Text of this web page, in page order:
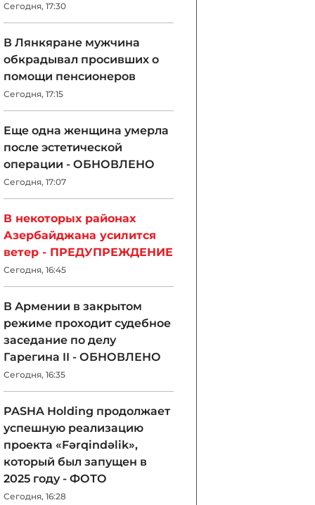
Сегодня, 17:30
В Лянкяране мужчина
обкрадывал просивших о
помощи пенсионеров
Сегодня, 17:15
Еще одна женщина умерла
после эстетической
операции - ОБНОВЛЕНО
Сегодня, 17:07
В некоторых районах
Азербайджана усилится
ветер - ПРЕДУПРЕЖДЕНИЕ
Сегодня, 16:45
В Армении в закрытом
режиме проходит судебное
заседание по делу
Гарегина II - ОБНОВЛЕНО
Сегодня, 16:35
PASHA Holding продолжает
успешную реализацию
проекта «Fərqindəlik»,
который был запущен в
2025 году - ФОТО
Сегодня, 16:28